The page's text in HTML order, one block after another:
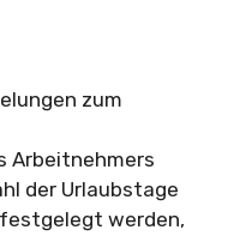
zum
Arbeitnehmers
der Urlaubstage
werden,